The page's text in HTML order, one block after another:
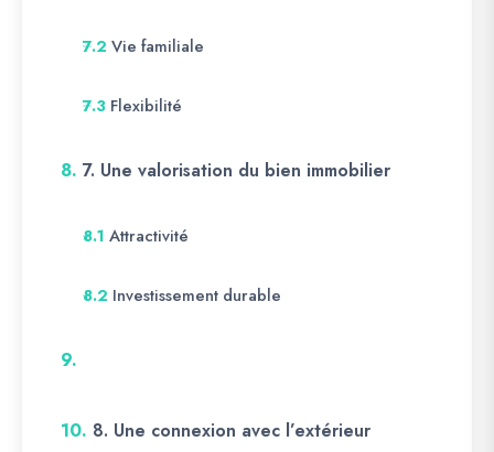
7.2 Vie familiale
7.3 Flexibilité
8. 7. Une valorisation du bien immobilier
8.1 Attractivité
8.2 Investissement durable
9.
10. 8. Une connexion avec l’extérieur